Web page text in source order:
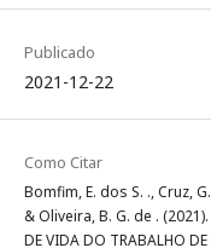
Publicado
2021-12-22
Como Citar
Bomfim, E. dos S. ., Cruz,
& Oliveira, B. G. de .
DE VIDA DO TRABALHO